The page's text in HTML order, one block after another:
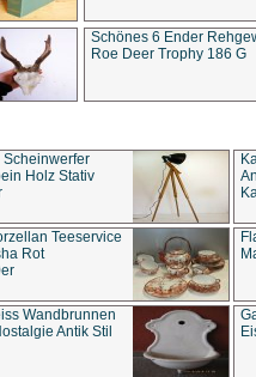
Schönes 6 Ender
Roe Deer Trophy 186 G
Holz Stativ
Teeservice
Rot
Wandbrunnen
Antik Stil